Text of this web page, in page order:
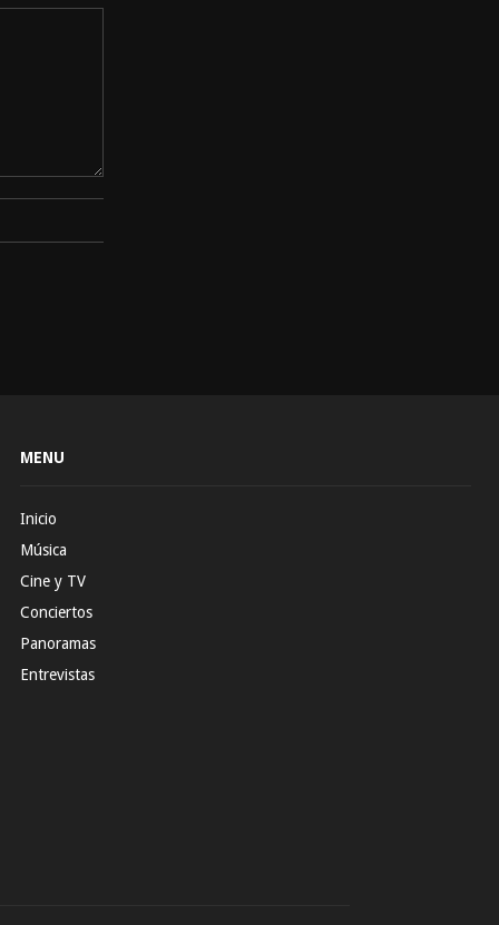
MENU
Inicio
Música
Cine y TV
Conciertos
Panoramas
Entrevistas